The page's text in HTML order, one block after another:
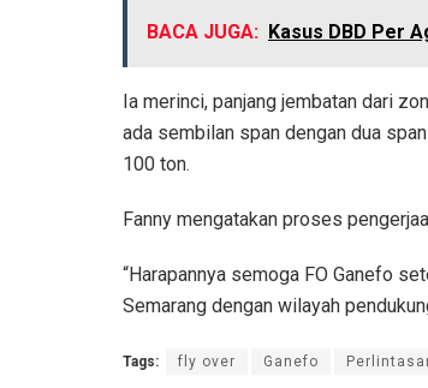
BACA JUGA: Kasus DBD Per
Ia merinci, panjang jembatan dari
ada sembilan span dengan dua
100 ton.
Fanny mengatakan proses
“Harapannya semoga FO Ganefo
Semarang dengan wilayah
Tags: fly over Ganefo